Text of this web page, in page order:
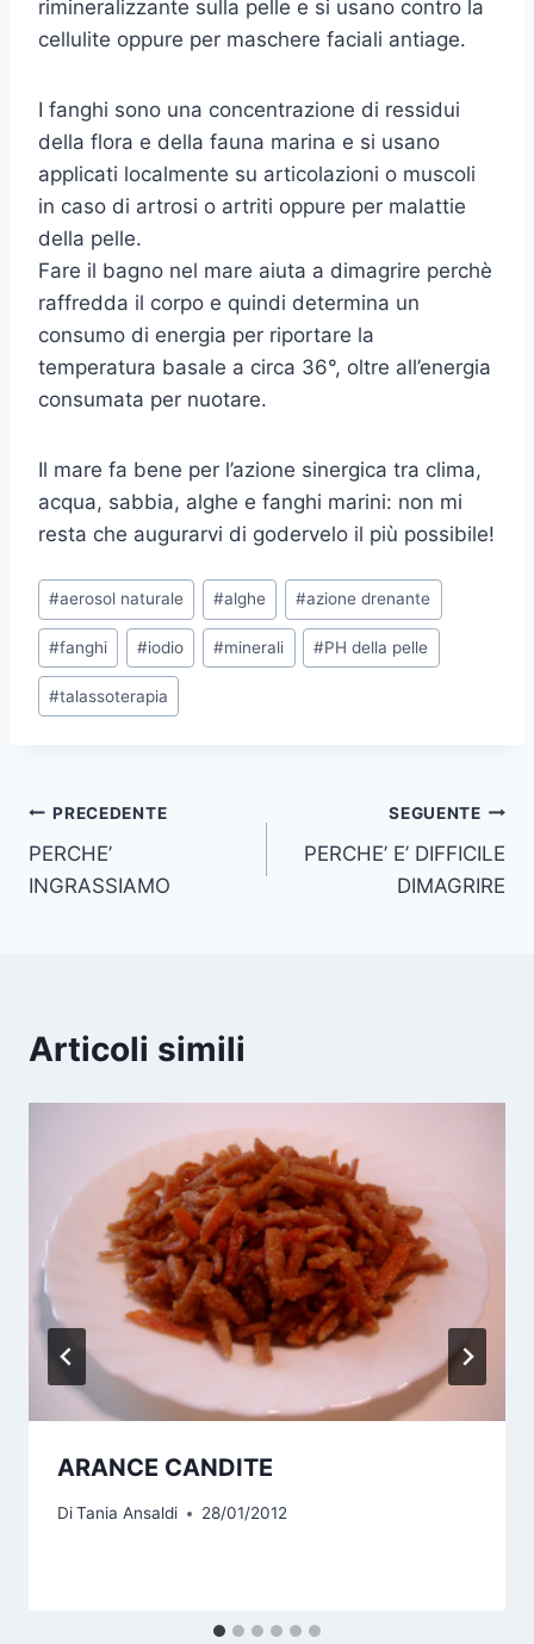
rimineralizzante sulla pelle e si usano contro la
cellulite oppure per maschere faciali antiage.
I fanghi sono una concentrazione di ressidui
della flora e della fauna marina e si usano
applicati localmente su articolazioni o muscoli
in caso di artrosi o artriti oppure per malattie
della pelle.
Fare il bagno nel mare aiuta a dimagrire perchè
raffredda il corpo e quindi determina un
consumo di energia per riportare la
temperatura basale a circa 36°, oltre all’energia
consumata per nuotare.
Il mare fa bene per l’azione sinergica tra clima,
acqua, sabbia, alghe e fanghi marini: non mi
resta che augurarvi di godervelo il più possibile!
Tag
articolo:
#aerosol naturale #alghe #azione drenante
#fanghi #iodio #minerali #PH della pelle
#talassoterapia
Navigazione
articoli
PRECEDENTE
PERCHE’
INGRASSIAMO
SEGUENTE
PERCHE’ E’ DIFFICILE
DIMAGRIRE
Articoli simili
ARANCE CANDITE
DiTania Ansaldi 28/01/2012